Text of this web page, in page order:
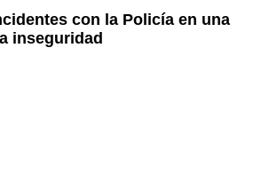
con la Policía en una
inseguridad